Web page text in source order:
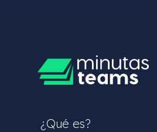
¿Qué es?